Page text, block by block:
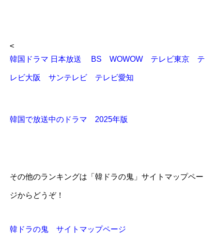
<
韓国ドラマ 日本放送 BS WOWOW テレビ東京 テ
レビ大阪 サンテレビ テレビ愛知
韓国で放送中のドラマ 2025年版
その他のランキングは「韓ドラの鬼」サイトマップペー
ジからどうぞ！
韓ドラの鬼 サイトマップページ